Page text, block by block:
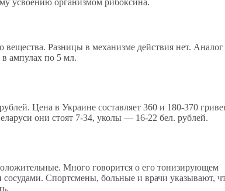
вещества. Разницы в механизме действия нет. Аналог
в ампулах по 5 мл.
Цена в Украине составляет 360 и 180-370
они стоят 7-34, уколы — 16-22 бел. рублей.
Много говорится о его тонизирующем
Спортсмены, больные и врачи указывают,